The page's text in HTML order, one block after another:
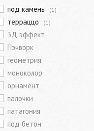
под камень (1)
терраццо (1)
3Д эффект
Пэчворк
геометрия
моноколор
орнамент
палочки
патагония
под бетон